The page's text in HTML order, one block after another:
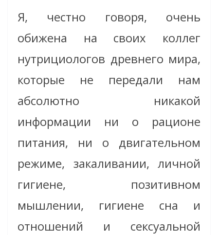
Я, честно говоря, очень
обижена на своих коллег
нутрициологов древнего мира,
которые не передали нам
абсолютно никакой
информации ни о рационе
питания, ни о двигательном
режиме, закаливании, личной
гигиене, позитивном
мышлении, гигиене сна и
отношений и сексуальной